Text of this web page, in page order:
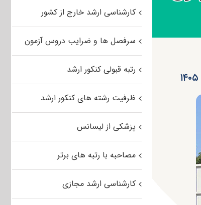
کارشناسی ارشد خارج از کشور
سرفصل ها و ضرایب دروس آزمون
رتبه قبولی کنکور ارشد
ظرفیت رشته های کنکور ارشد
پزشکی از لیسانس
مصاحبه با رتبه های برتر
کارشناسی ارشد مجازی